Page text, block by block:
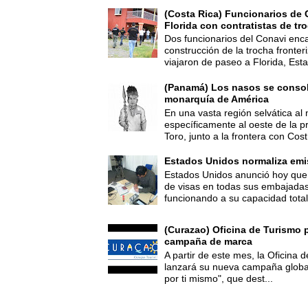
(Costa Rica) Funcionarios de
Florida con contratistas de
Dos funcionarios del Conavi
construcción de la trocha
viajaron de paseo a Florida,
(Panamá) Los nasos se
monarquía de América
En una vasta región selvática al
específicamente al oeste de la
Toro, junto a la frontera con
Estados Unidos normaliza
Estados Unidos anunció hoy
de visas en todas sus
funcionando a su capacidad
(Curazao) Oficina de Turismo
campaña de marca
A partir de este mes, la Oficina
lanzará su nueva campaña
por ti mismo", que dest...